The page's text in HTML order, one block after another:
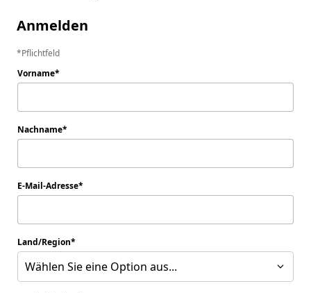
Anmelden
Pflichtfeld
Vorname
Nachname
E-Mail-Adresse
Land/Region
Wählen Sie eine Option aus...